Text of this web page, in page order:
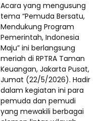
Acara yang mengusung
tema “Pemuda Bersatu,
Mendukung Program
Pemerintah, Indonesia
Maju” ini berlangsung
meriah di RPTRA Taman
Keuangan, Jakarta Pusat,
Jumat (22/5/2026). Hadir
dalam kegiatan ini para
pemuda dan pemudi
yang mewakili berbagai